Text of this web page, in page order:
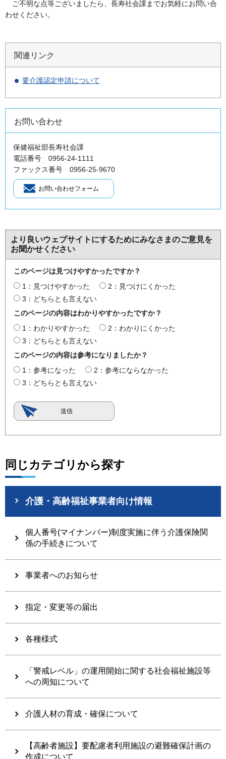
ご不明な点等ございましたら、長寿社会課までお気軽にお問い合
わせください。
関連リンク
要介護認定申請について
お問い合わせ
保健福祉部長寿社会課
電話番号 0956-24-1111
ファックス番号 0956-25-9670
より良いウェブサイトにするためにみなさまのご意見を
お聞かせください
このページは見つけやすかったですか？
1：見つけやすかった
2：見つけにくかった
3：どちらとも言えない
このページの内容はわかりやすかったですか？
1：わかりやすかった
2：わかりにくかった
3：どちらとも言えない
このページの内容は参考になりましたか？
1：参考になった
2：参考にならなかった
3：どちらとも言えない
同じカテゴリから探す
介護・高齢福祉事業者向け情報
個人番号(マイナンバー)制度実施に伴う介護保険関
係の手続きについて
事業者へのお知らせ
指定・変更等の届出
各種様式
「警戒レベル」の運用開始に関する社会福祉施設等
への周知について
介護人材の育成・確保について
【高齢者施設】要配慮者利用施設の避難確保計画の
作成について